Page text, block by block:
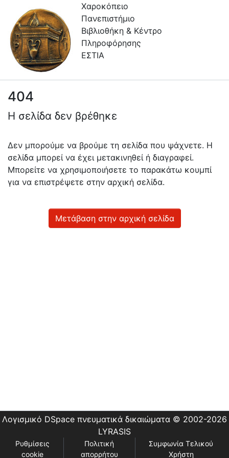
Χαροκόπειο
Πανεπιστήμιο
Βιβλιοθήκη & Κέντρο
Πληροφόρησης
ΕΣΤΙΑ
Συλλογές
Πλοήγηση στην Εστία
Πληροφορίες
Επικοινωνία
Υπηρεσίες
404
Η σελίδα δεν βρέθηκε
Δεν μπορούμε να βρούμε τη σελίδα που ψάχνετε. Η
σελίδα μπορεί να έχει μετακινηθεί ή διαγραφεί.
Μπορείτε να χρησιμοποιήσετε το παρακάτω κουμπί
για να επιστρέψετε στην αρχική σελίδα.
Μετάβαση στην αρχική σελίδα
Λογισμικό DSpace πνευματικά δικαιώματα © 2002-2026
LYRASIS
Ρυθμίσεις
cookie
Πολιτική
απορρήτου
Συμφωνία Τελικού
Χρήστη